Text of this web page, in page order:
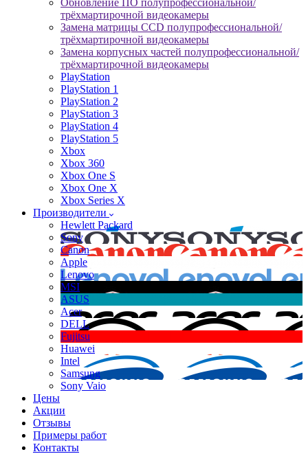
Обновление ПО полупрофессиональной/
трёхмартирочной видеокамеры
Замена матрицы CCD полупрофессиональной/
трёхмартирочной видеокамеры
Замена корпусных частей полупрофессиональной/
трёхмартирочной видеокамеры
PlayStation
PlayStation 1
PlayStation 2
PlayStation 3
PlayStation 4
PlayStation 5
Xbox
Xbox 360
Xbox One S
Xbox One X
Xbox Series X
Производители
Hewlett Packard
Sony
Canon
Apple
Lenovo
MSI
ASUS
Acer
DELL
Fujitsu
Huawei
Intel
Samsung
Sony Vaio
Цены
Акции
Отзывы
Примеры работ
Контакты